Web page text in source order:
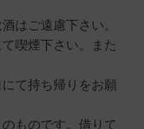
はご遠慮下さい。
喫煙下さい。また
て持ち帰りをお願
ものです。借りて